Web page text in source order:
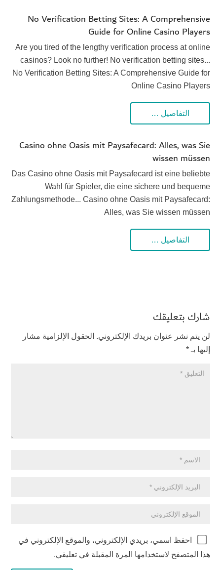
No Verification Betting Sites: A Comprehensive
Guide for Online Casino Players
Are you tired of the lengthy verification process at online
casinos? Look no further! No verification betting sites...
No Verification Betting Sites: A Comprehensive Guide for
Online Casino Players
التفاصيل …
Casino ohne Oasis mit Paysafecard: Alles, was Sie
wissen müssen
Das Casino ohne Oasis mit Paysafecard ist eine beliebte
Wahl für Spieler, die eine sichere und bequeme
Zahlungsmethode... Casino ohne Oasis mit Paysafecard:
Alles, was Sie wissen müssen
التفاصيل …
شارك بتعليقك
لن يتم نشر عنوان بريدك الإلكتروني. الحقول الإلزامية مشار
إليها بـ *
احفظ اسمي، بريدي الإلكتروني، والموقع الإلكتروني في
هذا المتصفح لاستخدامها المرة المقبلة في تعليقي.